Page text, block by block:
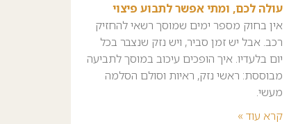
עולה לכם, ומתי אפשר לתבוע פיצוי
אין בחוק מספר ימים שמוסך רשאי להחזיק
רכב. אבל יש זמן סביר, ויש נזק שנצבר בכל
יום בלעדיו. איך הופכים עיכוב במוסך לתביעה
מבוססת: ראשי נזק, ראיות וסולם הסלמה
מעשי.
קרא עוד »